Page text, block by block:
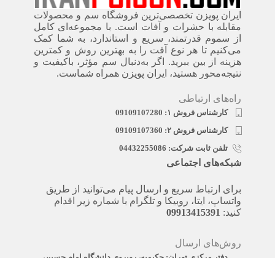
ایران پویزن تخصصی‌ترین فروشگاه سم و محصولات
مقابله با حشرات و آفات است. با مجموعه‌ای کامل
از سموم قدرتمند، سریع‌ و استاندارد، به شما کمک
می‌کنیم تا هر نوع آفت را به بهترین روش و کمترین
هزینه از بین ببرید. اگر به‌دنبال سم مؤثر، باکیفیت و
نتیجه‌محور هستید، ایران پویزن همراه شماست.
راه‌های ارتباطی
کارشناس فروش ۱: 09109107280
کارشناس فروش ۲: 09109107360
تلفن ثابت شرکت: 04432255086
شبکه‌های اجتماعی
برای ارتباط سریع و ارسال پیام می‌توانید از طریق
واتساپ، ایتا، روبیکا و تلگرام با شماره زیر اقدام
کنید: 09913415391
روش‌های ارسال